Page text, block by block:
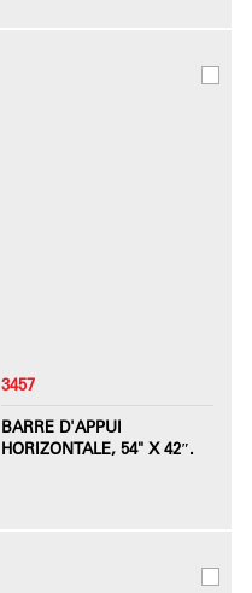
3457
BARRE D'APPUI
HORIZONTALE, 54" X 42″.